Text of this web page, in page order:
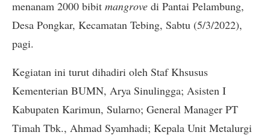
menanam 2000 bibit mangrove di Pantai Pelambung,
Desa Pongkar, Kecamatan Tebing, Sabtu (5/3/2022),
pagi.
Kegiatan ini turut dihadiri oleh Staf Khsusus
Kementerian BUMN, Arya Sinulingga; Asisten I
Kabupaten Karimun, Sularno; General Manager PT
Timah Tbk., Ahmad Syamhadi; Kepala Unit Metalurgi